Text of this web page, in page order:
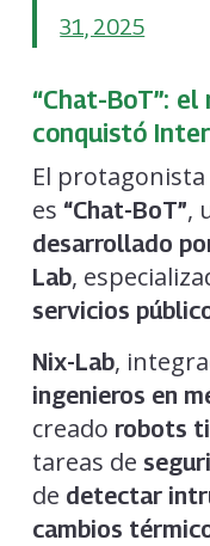
31, 2025
“Chat-BoT”:
conquistó
El
es “Chat-BoT”,
desarrollado
Lab,
servicios
Nix-Lab,
ingenieros en
creado robots
tareas de
de detectar
cambios